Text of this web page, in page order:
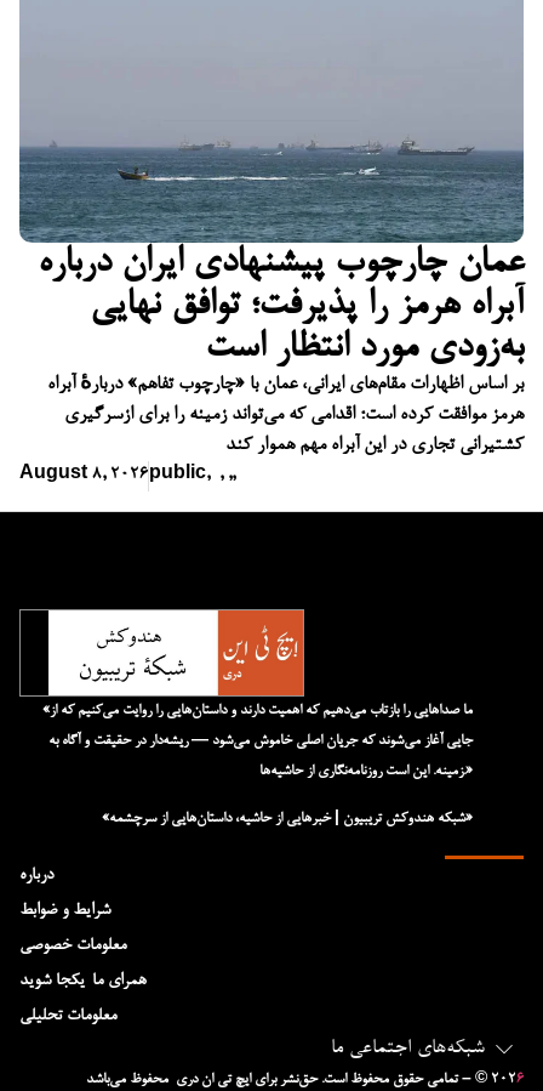
عمان چارچوب پیشنهادی ایران درباره
آبراه هرمز را پذیرفت؛ توافق نهایی
به‌زودی مورد انتظار است
بر اساس اظهارات مقام‌های ایرانی، عمان با «چارچوب تفاهم» دربارهٔ آبراه
هرمز موافقت کرده است؛ اقدامی که می‌تواند زمینه را برای ازسرگیری
کشتیرانی تجاری در این آبراه مهم هموار کند
August 8, 2026 public, ,,,
شبکه‌های اجتماعی ما
– © ۲۰۲۶ تمامی حقوق محفوظ است. حق‌نشر برای ایچ‌ تی‌ ان دری محفوظ می‌باشد
درباره
شرایط و ضوابط
معلومات خصوصی
همرای ما-یکجا شوید
معلومات تحلیلی
«ما صداهایی را بازتاب می‌دهیم که اهمیت دارند و داستان‌هایی را روایت می‌کنیم که از
جایی آغاز می‌شوند که جریان اصلی خاموش می‌شود — ریشه‌دار در حقیقت و آگاه به
زمینه. این است روزنامه‌نگاری از حاشیه‌ها.»
«شبکه هند‌و‌کش تریبیون | خبرهایی از حاشیه، داستان‌هایی از سرچشمه»